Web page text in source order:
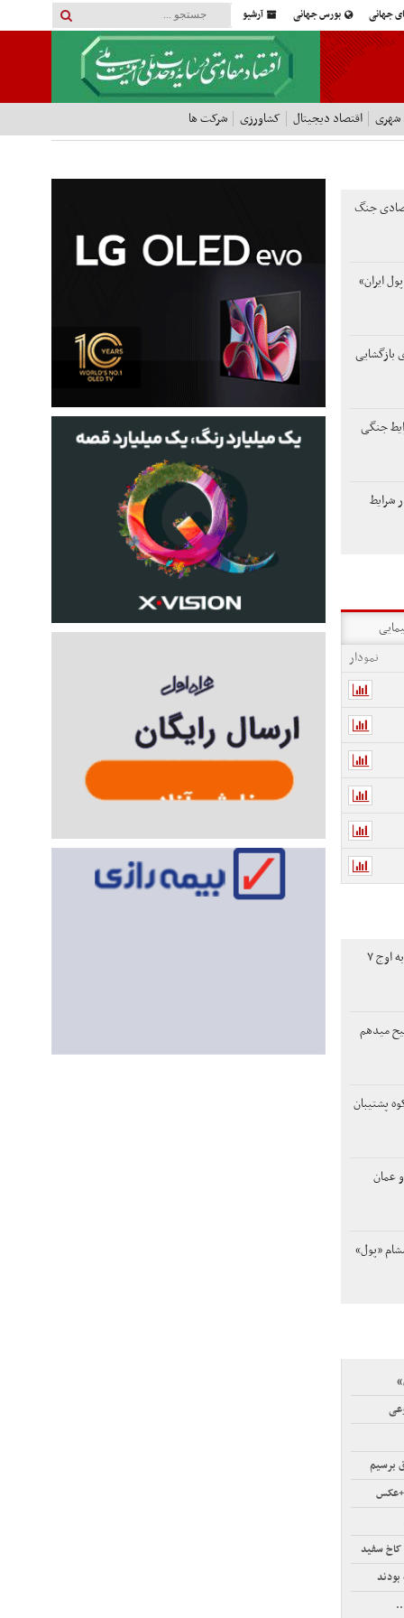
جهانی بورس جهانی آرشیو
شهری اقتصاد دیجیتال کشاورزی شرکت ها
جنگ
ایران»
بازگشایی
جنگی
شرایط
نمودار
افت دلار، طلای جهانی را به اوج ۷
میدهم
پشتیبان
عمان
«پول»
برسیم
کاخ سفید